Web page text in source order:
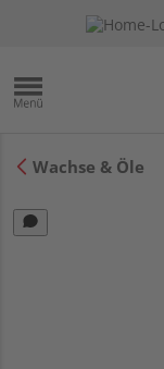
Wachse & Öle